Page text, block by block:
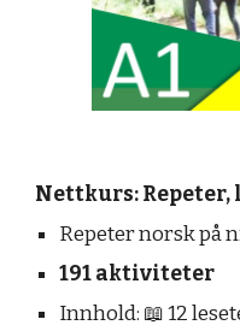
Nettkurs: Repeter,
Repeter norsk på
191 aktiviteter
Innhold: 📖 12